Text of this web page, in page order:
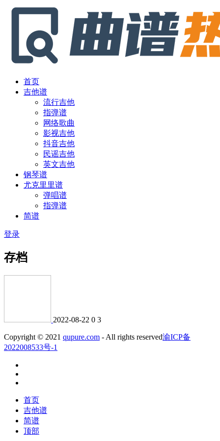
首页
吉他谱
流行吉他
指弹谱
网络歌曲
影视吉他
抖音吉他
民谣吉他
英文吉他
钢琴谱
尤克里里谱
弹唱谱
指弹谱
简谱
登录
存档
2022-08-22 0 3
Copyright © 2021 qupure.com - All rights reserved渝ICP备
2022008533号-1
首页
吉他谱
简谱
顶部